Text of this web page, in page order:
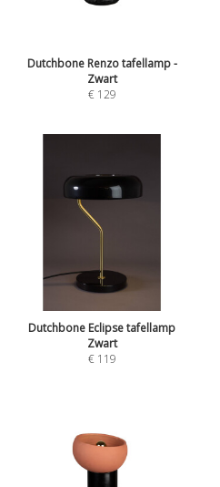
Dutchbone Renzo tafellamp -
Zwart
€ 129
Dutchbone Eclipse tafellamp
Zwart
€ 119